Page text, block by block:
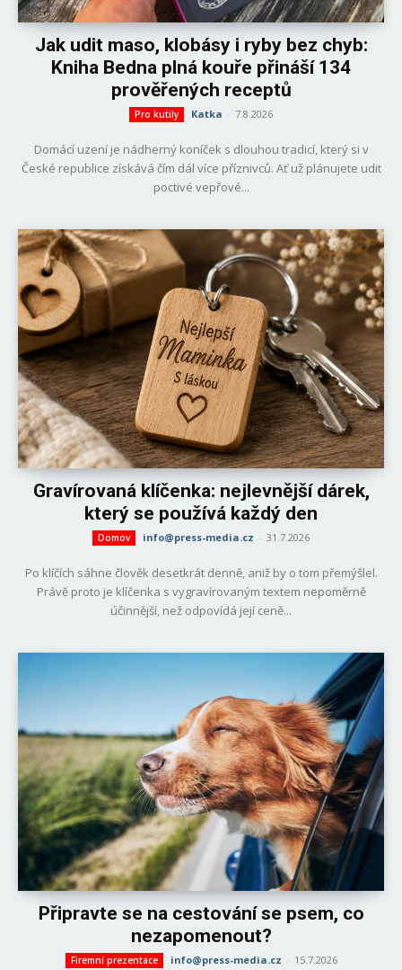
Jak udit maso, klobásy i ryby bez chyb:
Kniha Bedna plná kouře přináší 134
prověřených receptů
Pro kutily Katka - 7.8.2026
Domácí uzení je nádherný koníček s dlouhou tradicí, který si v
České republice získává čím dál více příznivců. Ať už plánujete udit
poctivé vepřové...
Gravírovaná klíčenka: nejlevnější dárek,
který se používá každý den
Domov info@press-media.cz - 31.7.2026
Po klíčích sáhne člověk desetkrát denně, aniž by o tom přemýšlel.
Právě proto je klíčenka s vygravírovaným textem nepoměrně
účinnější, než odpovídá její ceně...
Připravte se na cestování se psem, co
nezapomenout?
Firemní prezentace info@press-media.cz - 15.7.2026